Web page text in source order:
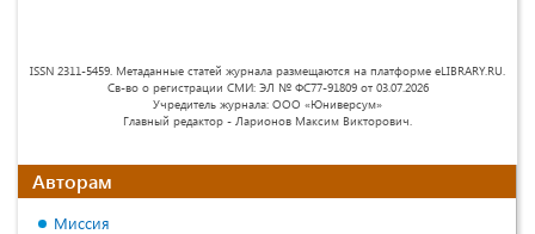
ISSN 2311-5459. Метаданные статей журнала размещаются на платформе eLIBRARY.RU.
Св-во о регистрации СМИ: ЭЛ № ФС77-91809 от 03.07.2026
Учредитель журнала: ООО «Юниверсум»
Главный редактор - Ларионов Максим Викторович.
Авторам
Миссия